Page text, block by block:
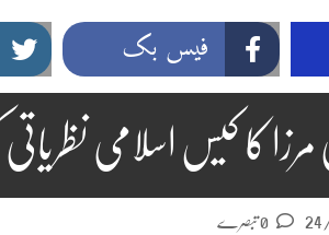
فیس بک
مرزا کا کیس اسلامی